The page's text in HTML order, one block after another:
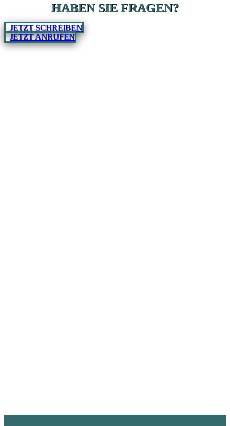
HABEN SIE FRAGEN?
JETZT SCHREIBEN
JETZT ANRUFEN